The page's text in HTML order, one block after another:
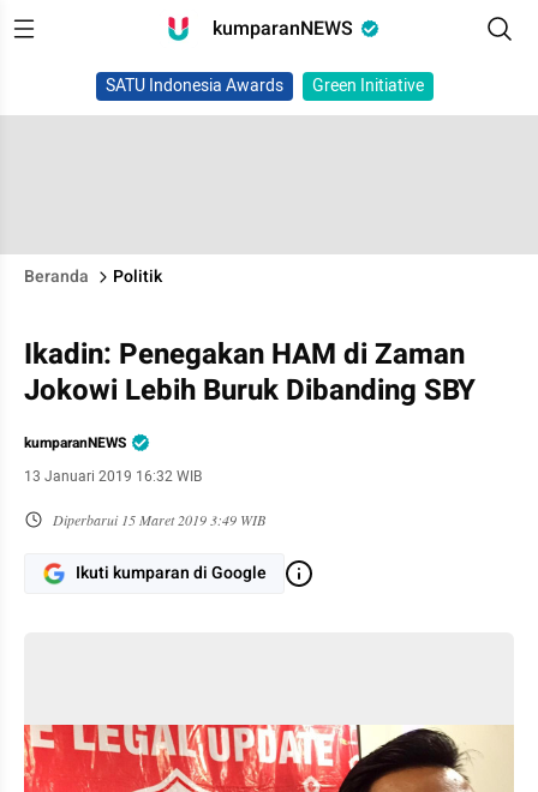
kumparanNEWS
SATU Indonesia Awards Green Initiative
Beranda Politik
Ikadin: Penegakan HAM di Zaman
Jokowi Lebih Buruk Dibanding SBY
kumparanNEWS
13 Januari 2019 16:32 WIB
Diperbarui 15 Maret 2019 3:49 WIB
Ikuti kumparan di Google